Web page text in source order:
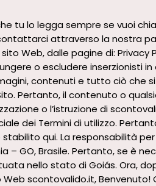
tu lo legga sempre se vuoi
attraverso la nostra
Web, dalle pagine di: Privacy
o escludere inserzionisti in
contenuti e tutto ciò che
Pertanto, il contenuto o
o l’istruzione di
dei Termini di utilizzo.
qui. La responsabilità
– GO, Brasile. Pertanto, se è
nello stato di Goiás. Ora,
scontovalido.it, Benvenuto!